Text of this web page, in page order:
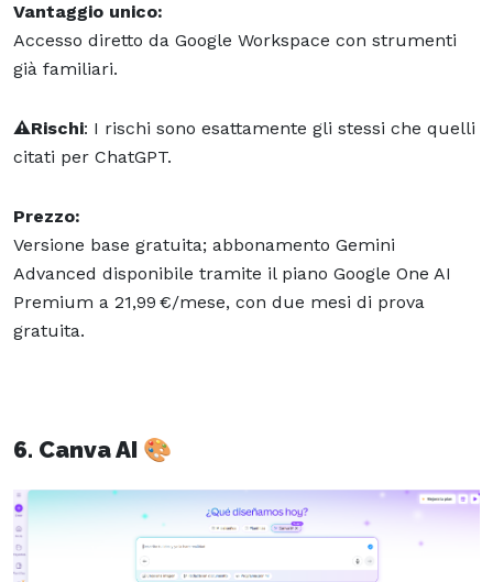
Vantaggio unico:
Accesso diretto da Google Workspace con strumenti
già familiari.
⚠️Rischi: I rischi sono esattamente gli stessi che quelli
citati per ChatGPT.
Prezzo:
Versione base gratuita; abbonamento Gemini
Advanced disponibile tramite il piano Google One AI
Premium a 21,99 €/mese, con due mesi di prova
gratuita.
6. Canva AI 🎨